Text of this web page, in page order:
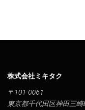
ださい。
株式会社ミキタク 個
〒101-0061
株式会社ミキタク
〒101-0061
東京都千代田区神田三